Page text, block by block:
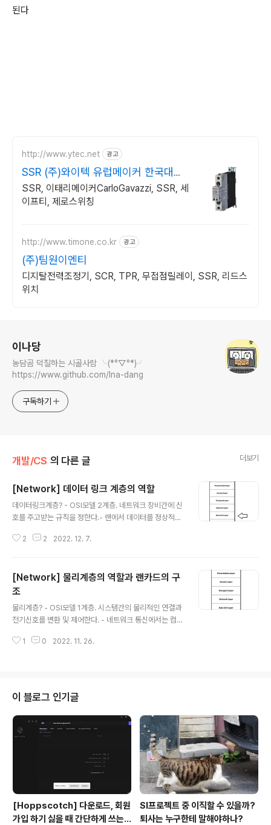
된다
http://www.ytec.net 광고
SSR (주)와이텍 유럽메이커 한국대리
점
SSR, 이태리메이커CarloGavazzi, SSR, 세
이프티, 제로스위칭
http://www.timone.co.kr 광고
(주)팀원이엔티
디지탈전력조정기, SCR, TPR, 무접점릴레이, SSR, 리드스
위치
이나당
농담곰 덕질하는 시골사람 ╰(*°▽°*)╯
https://www.github.com/Ina-dang
구독하기
개발/CS 의 다른 글 더보기
[Network] 데이터 링크 계층의 역할
데이터링크계층? - OSI모델 2계층. 네트워크 장비간에 신
호를 주고받는 규칙을 정한다.- 랜에서 데이터를 정상적으
규칙은 이더넷(Ethernet)이다. 이더넷이더넷은 데이터 충
Collision Detection)**는 이더넷 네트워크에서 데이터
충돌을 관리하기 위한 프로토콜이다.CS (Carrier Sens
e): 데이터를 보내려는 컴퓨터가 네트워크를 모니터링하여
다른 데이터가 전송되고 있는지 확인한다.MA (Multiple
송할 수 있다는 의미이다.CD ..
2 2 2022. 12. 7.
[Network] 물리계층의 역할과 랜카드의 구
조
물리계층? - OSI모델 1계층. 시스템간의 물리적인 연결과
전기신호를 변환 및 제어한다. - 네트워크 통신에서는 컴퓨
해 데이터를 주고받을 때는 0과 1의 비트열을 전기신호로
가 연속적으로 변하는 파형이다. 주로 전화 회선이나 라디
오 방송에 사용된다. - 디지털 신호는 막대모양이며 2진수
0과 1에대한 전압 펄스의 연속적인 구성이다.전기신호로
써 처리된 정보를 수식화하고 전산처리하여 프로그램이 가
능하다. - 데이터 송신 측 컴퓨터가 전송하는 0과 1의 비트
1 0 2022. 11. 26.
이 블로그 인기글
[Hoppscotch] 다운로드, 회원
가입 하기 싫을 때 간단하게 쓰는
SI프로젝트 중 이직할 수 있을까?
퇴사는 누구한테 말해야하나?